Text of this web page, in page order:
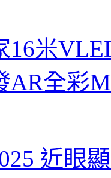
16米
AR全彩
近眼